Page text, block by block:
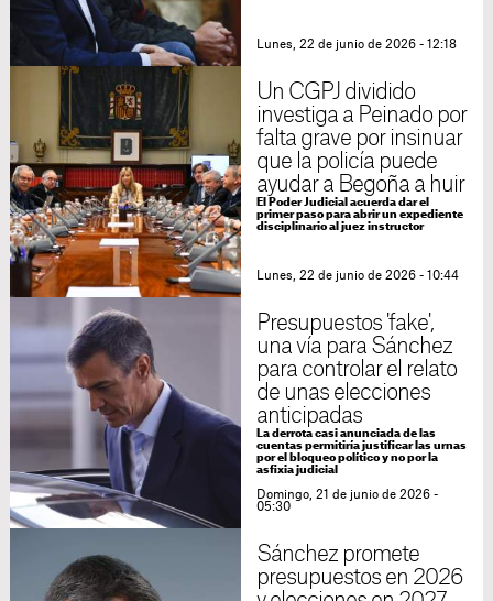
Lunes, 22 de junio de 2026 - 12:18
Un CGPJ dividido
investiga a Peinado por
falta grave por insinuar
que la policía puede
ayudar a Begoña a huir
El Poder Judicial acuerda dar el
primer paso para abrir un expediente
disciplinario al juez instructor
Lunes, 22 de junio de 2026 - 10:44
Presupuestos 'fake',
una vía para Sánchez
para controlar el relato
de unas elecciones
anticipadas
La derrota casi anunciada de las
cuentas permitiría justificar las urnas
por el bloqueo político y no por la
asfixia judicial
Domingo, 21 de junio de 2026 -
05:30
Sánchez promete
presupuestos en 2026